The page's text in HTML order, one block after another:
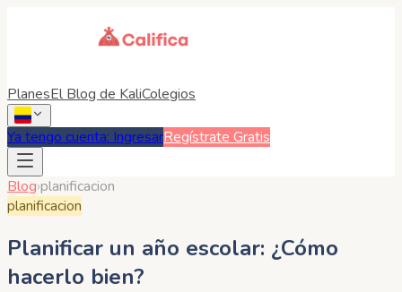
PlanesEl Blog de KaliColegios
Ya tengo cuenta: IngresarRegístrate Gratis
Blog›planificacion
planificacion
Planificar un año escolar: ¿Cómo
hacerlo bien?